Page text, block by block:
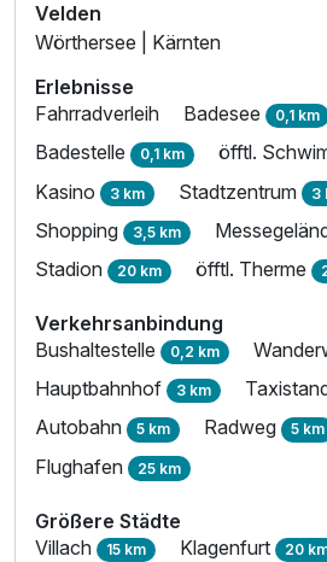
Velden
Wörthersee | Kärnten
Erlebnisse
Fahrradverleih
Badesee 0,1 km
Badestelle 0,1 km öfftl.
Kasino 3 km Stadtzentrum 3
Shopping 3,5 km
Stadion 20 km öfftl. Therme
Verkehrsanbindung
Bushaltestelle 0,2 km
Hauptbahnhof 3 km
Autobahn 5 km Radweg 5 km
Flughafen 25 km
Größere Städte
Villach 15 km Klagenfurt 20